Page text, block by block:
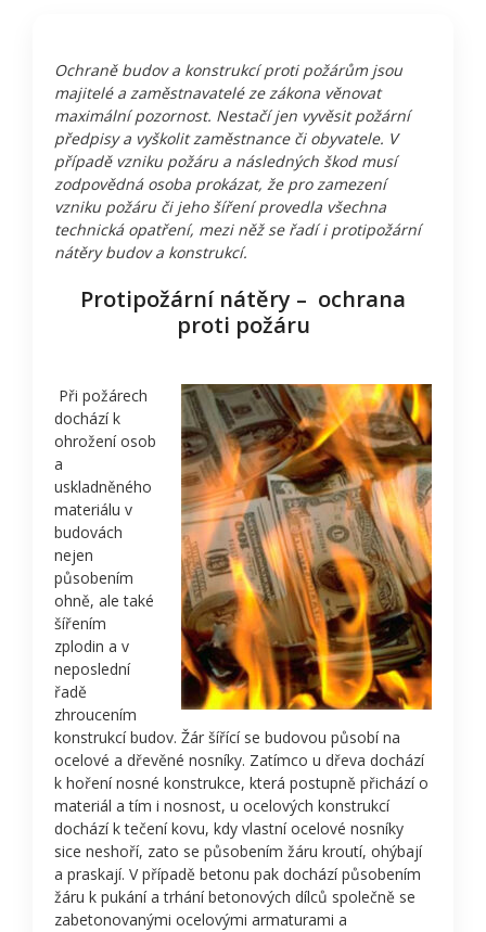
Ochraně budov a konstrukcí proti požárům jsou
majitelé a zaměstnavatelé ze zákona věnovat
maximální pozornost. Nestačí jen vyvěsit požární
předpisy a vyškolit zaměstnance či obyvatele. V
případě vzniku požáru a následných škod musí
zodpovědná osoba prokázat, že pro zamezení
vzniku požáru či jeho šíření provedla všechna
technická opatření, mezi něž se řadí i protipožární
nátěry budov a konstrukcí.
Protipožární nátěry – ochrana
proti požáru
Při požárech
dochází k
ohrožení osob
a
uskladněného
materiálu v
budovách
nejen
působením
ohně, ale také
šířením
zplodin a v
neposlední
řadě
zhroucením
konstrukcí budov. Žár šířící se budovou působí na
ocelové a dřevěné nosníky. Zatímco u dřeva dochází
k hoření nosné konstrukce, která postupně přichází o
materiál a tím i nosnost, u ocelových konstrukcí
dochází k tečení kovu, kdy vlastní ocelové nosníky
sice neshoří, zato se působením žáru kroutí, ohýbají
a praskají. V případě betonu pak dochází působením
žáru k pukání a trhání betonových dílců společně se
zabetonovanými ocelovými armaturami a